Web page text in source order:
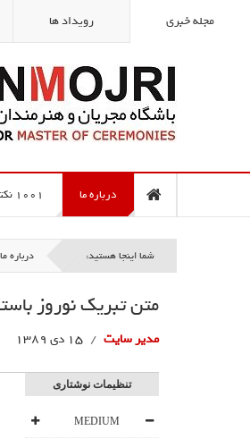
مجله خبری رویداد ها
درباره ما 1001 نکته مجریگری و سخنوری
شما اینجا هستید: درباره ما
متن تبریک نوروز
مدیر سایت 15 دی 1389
تنظیمات نوشتاری
MEDIUM